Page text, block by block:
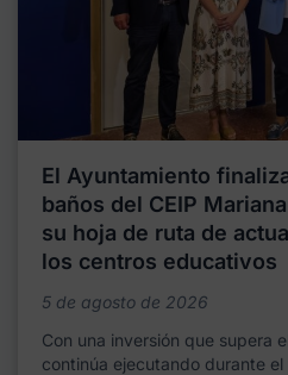
El Ayuntamiento
baños del CEIP
su hoja de ruta de
los centros educativos
5 de agosto de 2026
Con una inversión que supera
continúa ejecutando durante